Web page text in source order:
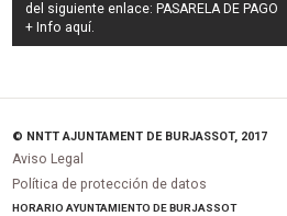
del siguiente enlace: PASARELA DE PAGO
+ Info aquí.
© NNTT AJUNTAMENT DE BURJASSOT, 2017
Aviso Legal
Política de protección de datos
HORARIO AYUNTAMIENTO DE BURJASSOT